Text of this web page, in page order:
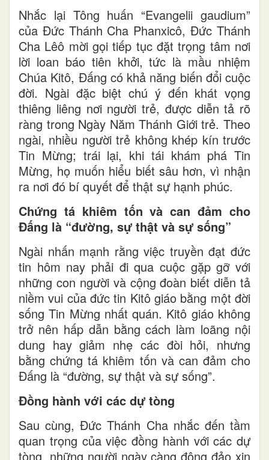
Nhắc lại Tông huấn “Evangelii gaudium”
của Đức Thánh Cha Phanxicô, Đức Thánh
Cha Lêô mời gọi tiếp tục đặt trọng tâm nơi
lời loan báo tiên khởi, tức là mầu nhiệm
Chúa Kitô, Đấng có khả năng biến đổi cuộc
đời. Ngài đặc biệt chú ý đến khát vọng
thiêng liêng nơi người trẻ, được diễn tả rõ
ràng trong Ngày Năm Thánh Giới trẻ. Theo
ngài, nhiều người trẻ không khép kín trước
Tin Mừng; trái lại, khi tái khám phá Tin
Mừng, họ muốn hiểu biết sâu hơn, vì nhận
ra nơi đó bí quyết để thật sự hạnh phúc.
Chứng tá khiêm tốn và can đảm cho
Đấng là “đường, sự thật và sự sống”
Ngài nhấn mạnh rằng việc truyền đạt đức
tin hôm nay phải đi qua cuộc gặp gỡ với
những con người và cộng đoàn biết diễn tả
niềm vui của đức tin Kitô giáo bằng một đời
sống Tin Mừng nhất quán. Kitô giáo không
trở nên hấp dẫn bằng cách làm loãng nội
dung hay giảm nhẹ các đòi hỏi, nhưng
bằng chứng tá khiêm tốn và can đảm cho
Đấng là “đường, sự thật và sự sống”.
Đồng hành với các dự tòng
Sau cùng, Đức Thánh Cha nhắc đến tầm
quan trọng của việc đồng hành với các dự
tòng, những người ngày càng đông đảo xin